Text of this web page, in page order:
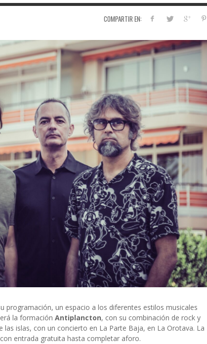
COMPARTIR EN:
programación, un espacio a los diferentes estilos musicales
la formación Antiplancton, con su combinación de rock y
islas, con un concierto en La Parte Baja, en La Orotava. La
entrada gratuita hasta completar aforo.